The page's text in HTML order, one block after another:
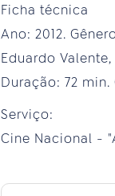
Ficha técnica
Ano: 2012.
Eduardo
Duração: 72
Serviço:
Cine Nacional -